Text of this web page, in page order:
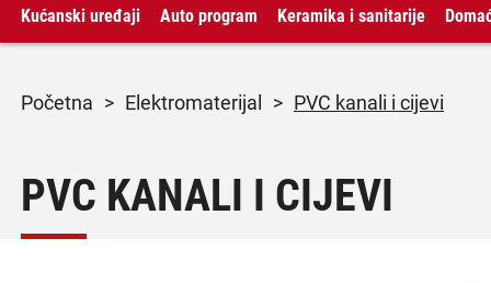
Kućanski uređaji Auto program Keramika i sanitarije
početna > elektromaterijal > PVC kanali i cijevi
PVC KANALI I CIJEVI